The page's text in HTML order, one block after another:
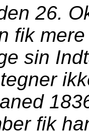
26.
fik
sin
fik